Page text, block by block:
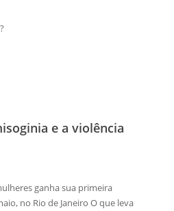
Está mesmo?
e a violência
ganha sua primeira
no Rio de Janeiro O que leva